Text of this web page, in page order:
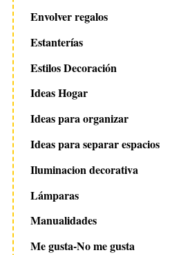
Envolver regalos
Estanterías
Estilos Decoración
Ideas Hogar
Ideas para organizar
Ideas para separar espacios
Iluminacion decorativa
Lámparas
Manualidades
Me gusta-No me gusta